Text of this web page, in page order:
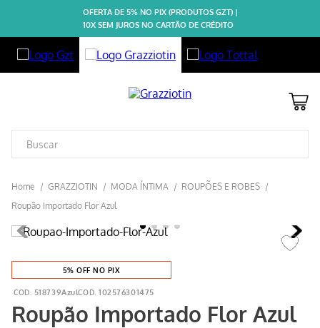
OFERTA DE 5% NO PIX (PRODUTOS GZT) |
10X SEM JUROS NO CARTÃO DE CRÉDITO
GRAZZIOTIN MODA ÍNTIMA
ROUPÕES E ROBES
Roupão Importado Flor Azul
5% OFF NO PIX
518739Azul 102576301475
Roupão Importado Flor Azul